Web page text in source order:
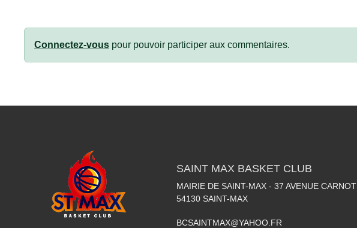
Connectez-vous pour pouvoir participer aux commentaires.
SAINT MAX BASKET CLUB
MAIRIE DE SAINT-MAX - 37 AVENUE CARNOT
54130 SAINT-MAX
BCSAINTMAX@YAHOO.FR